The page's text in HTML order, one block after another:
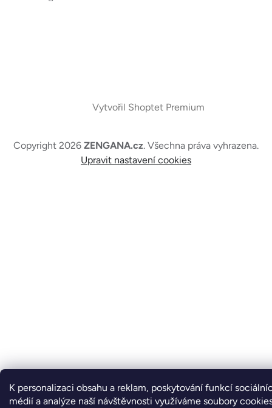
K personalizaci obsahu a reklam, poskytování funkcí
médií a analýze naší návštěvnosti využíváme soubory
Vytvořil Shoptet Premium
Copyright 2026 ZENGANA.cz. Všechna práva vyhrazena.
Upravit nastavení cookies